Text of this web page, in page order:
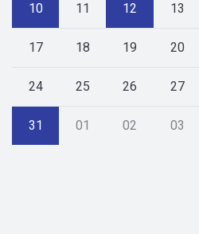
10 11 12 13
17 18 19 20
24 25 26 27
31 01 02 03